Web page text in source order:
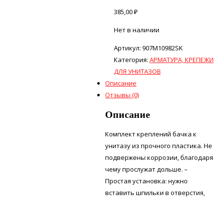
385,00₽
Нет в наличии
Артикул: 907M10982SK
Категория: АРМАТУРА, КРЕПЕЖИ
ДЛЯ УНИТАЗОВ
Описание
Отзывы (0)
Описание
Комплект креплений бачка к
унитазу из прочного пластика. Не
подвержены коррозии, благодаря
чему прослужат дольше. –
Простая установка: нужно
вставить шпильки в отверстия,